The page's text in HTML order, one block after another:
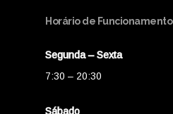
Horário de Funcionamento
Segunda – Sexta
7:30 – 20:30
Sábado